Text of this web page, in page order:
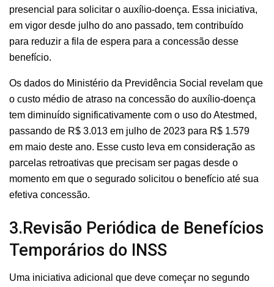
presencial para solicitar o auxílio-doença. Essa iniciativa,
em vigor desde julho do ano passado, tem contribuído
para reduzir a fila de espera para a concessão desse
benefício.
Os dados do Ministério da Previdência Social revelam que
o custo médio de atraso na concessão do auxílio-doença
tem diminuído significativamente com o uso do Atestmed,
passando de R$ 3.013 em julho de 2023 para R$ 1.579
em maio deste ano. Esse custo leva em consideração as
parcelas retroativas que precisam ser pagas desde o
momento em que o segurado solicitou o benefício até sua
efetiva concessão.
3.Revisão Periódica de Benefícios
Temporários do INSS
Uma iniciativa adicional que deve começar no segundo